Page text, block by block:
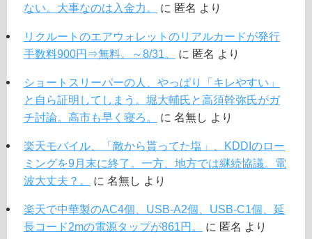
ない。大事なのは入金力。
に 匿名 より
リクルートのエアウォレットのリアルカードが発行
手数料900円⇒無料。～8/31。
に 匿名 より
ショートスリーパーの人、やっぱり「キレやすい」
と自ら証明してしまう。堀大輔氏と高須幹弥氏がガ
チ討論。高市も早く寝ろ。
に 名無し より
楽天モバイル、「敵から貰ってた塩」、KDDIのロー
ミングを9月末に終了。一方、地方では継続協議。電
波大丈夫？。
に 名無し より
楽天で中華製のAC4個、USB-A2個、USB-C1個、延
長コード2mの電源タップが861円。
に 匿名 より